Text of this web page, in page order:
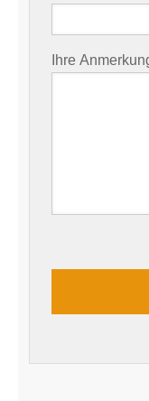
Ihre